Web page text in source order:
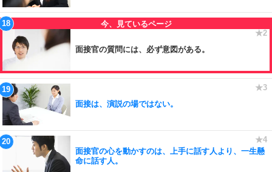
面接官の質問には、必ず意図がある。
面接は、演説の場ではない。
面接官の心を動かすのは、上手に話す人より、一生懸
命に話す人。